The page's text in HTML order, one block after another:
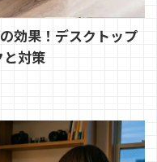
効果！デスクトップ
と対策